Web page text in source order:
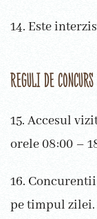
14. Este
REGULI DE CONCURS
15. Accesul
orele 08:00 –
16.
pe timpul